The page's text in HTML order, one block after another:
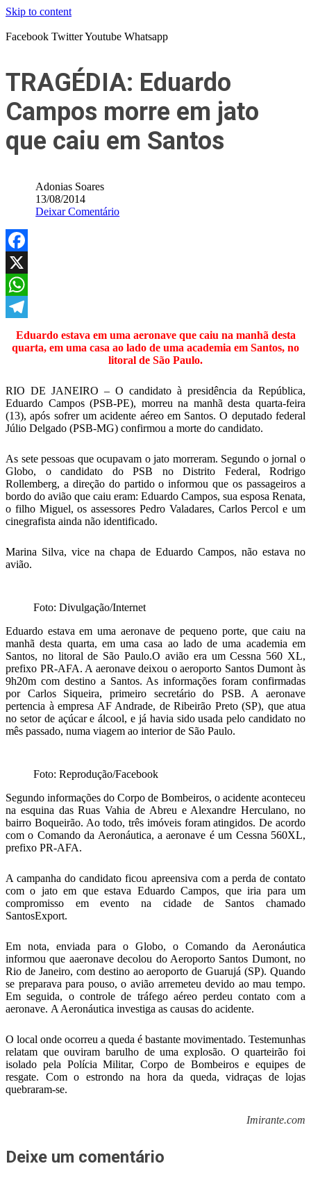
Skip to content
Facebook TwitterYoutube Whatsapp
TRAGÉDIA: Eduardo
Campos morre em jato
que caiu em Santos
Adonias Soares
13/08/2014
Deixar Comentário
Facebook
X
WhatsApp
Telegram
Eduardo estava em uma aeronave que caiu na manhã desta
quarta, em uma casa ao lado de uma academia em Santos, no
litoral de São Paulo.
RIO DE JANEIRO – O candidato à presidência da República,
Eduardo Campos (PSB-PE), morreu na manhã desta quarta-feira
(13), após sofrer um acidente aéreo em Santos. O deputado federal
Júlio Delgado (PSB-MG) confirmou a morte do candidato.
As sete pessoas que ocupavam o jato morreram. Segundo o jornal o
Globo, o candidato do PSB no Distrito Federal, Rodrigo
Rollemberg, a direção do partido o informou que os passageiros a
bordo do avião que caiu eram: Eduardo Campos, sua esposa Renata,
o filho Miguel, os assessores Pedro Valadares, Carlos Percol e um
cinegrafista ainda não identificado.
Marina Silva, vice na chapa de Eduardo Campos, não estava no
avião.
Foto: Divulgação/Internet
Eduardo estava em uma aeronave de pequeno porte, que caiu na
manhã desta quarta, em uma casa ao lado de uma academia em
Santos, no litoral de São Paulo.O avião era um Cessna 560 XL,
prefixo PR-AFA. A aeronave deixou o aeroporto Santos Dumont às
9h20m com destino a Santos. As informações foram confirmadas
por Carlos Siqueira, primeiro secretário do PSB. A aeronave
pertencia à empresa AF Andrade, de Ribeirão Preto (SP), que atua
no setor de açúcar e álcool, e já havia sido usada pelo candidato no
mês passado, numa viagem ao interior de São Paulo.
Foto: Reprodução/Facebook
Segundo informações do Corpo de Bombeiros, o acidente aconteceu
na esquina das Ruas Vahia de Abreu e Alexandre Herculano, no
bairro Boqueirão. Ao todo, três imóveis foram atingidos. De acordo
com o Comando da Aeronáutica, a aeronave é um Cessna 560XL,
prefixo PR-AFA.
A campanha do candidato ficou apreensiva com a perda de contato
com o jato em que estava Eduardo Campos, que iria para um
compromisso em evento na cidade de Santos chamado
SantosExport.
Em nota, enviada para o Globo, o Comando da Aeronáutica
informou que aaeronave decolou do Aeroporto Santos Dumont, no
Rio de Janeiro, com destino ao aeroporto de Guarujá (SP). Quando
se preparava para pouso, o avião arremeteu devido ao mau tempo.
Em seguida, o controle de tráfego aéreo perdeu contato com a
aeronave. A Aeronáutica investiga as causas do acidente.
O local onde ocorreu a queda é bastante movimentado. Testemunhas
relatam que ouviram barulho de uma explosão. O quarteirão foi
isolado pela Polícia Militar, Corpo de Bombeiros e equipes de
resgate. Com o estrondo na hora da queda, vidraças de lojas
quebraram-se.
Imirante.com
Deixe um comentário